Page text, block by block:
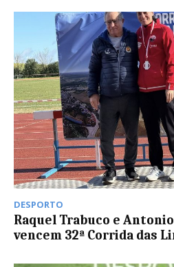
DESPORTO
Raquel Trabuco e
vencem 32ª Corrida das